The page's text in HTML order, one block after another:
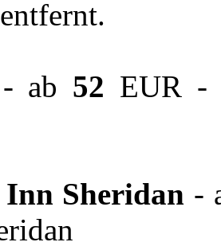
- ab 52 EUR -
Sheridan -